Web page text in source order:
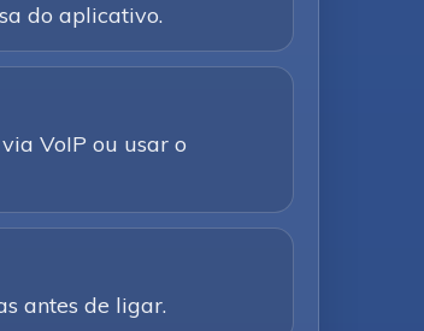
do aplicativo.
VoIP ou usar o
antes de ligar.